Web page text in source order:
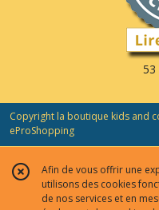
53
Copyright la boutique kids and
eProShopping
Afin de vous offrir une
utilisons des cookies
de nos services et en